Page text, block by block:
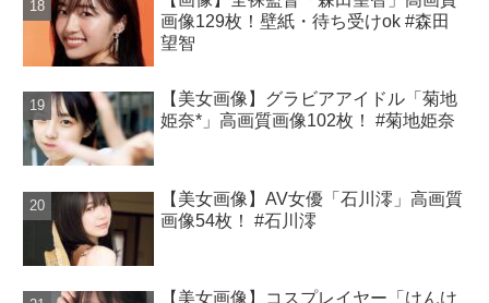
画像129枚！壁紙・待ち受けok #森田
望智
【美女画像】グラビアアイドル「菊地
姫奈*」高画質画像102枚！ #菊地姫奈
【美女画像】AV女優「石川澪」高画質
画像54枚！ #石川澪
【美女画像】コスプレイヤー「けんけ